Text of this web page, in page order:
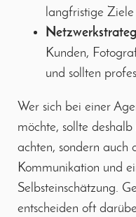
langfristige
Kunden,
und sollten
Wer sich bei einer
möchte, sollte
achten, sondern auch
Kommunikation und
Selbsteinschätzung.
entscheiden oft